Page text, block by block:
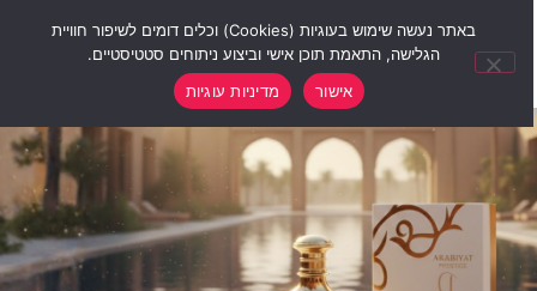
באתר נעשה שימוש בעוגיות (Cookies) וכלים דומים לשיפור חוויית
הגלישה, התאמת תוכן אישי וביצוע ניתוחים סטטיסטיים.
אישור
מדיניות עוגיות